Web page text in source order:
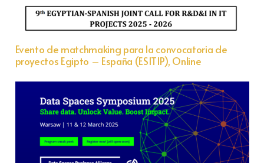
Evento de matchmaking para la convocatoria de
proyectos Egipto – España (ESITIP), Online